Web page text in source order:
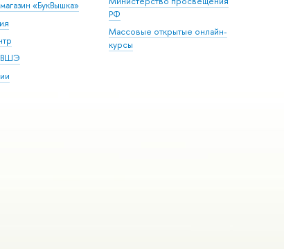
«БукВышка»
ВШЭ
РФ
Массовые открытые онлайн-
курсы